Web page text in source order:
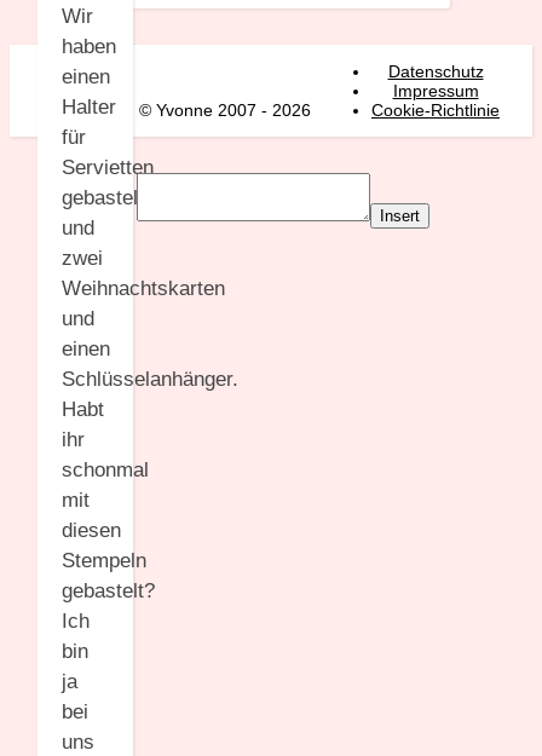
Wir
haben
einen
Halter
für
Servietten
gebastelt
und
zwei
Weihnachtskarten
und
einen
Schlüsselanhänger.
Habt
ihr
schonmal
mit
diesen
Stempeln
gebastelt?
Ich
bin
ja
bei
uns
© Yvonne 2007 - 2026
Datenschutz
Impressum
Cookie-Richtlinie
Insert